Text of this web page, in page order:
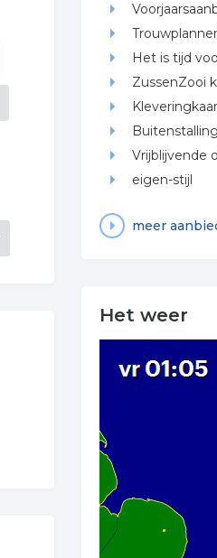
Het is tijd
ZussenZooi
Buitenstalling
Vrijblijvende
eigen-stijl
meer
Het weer